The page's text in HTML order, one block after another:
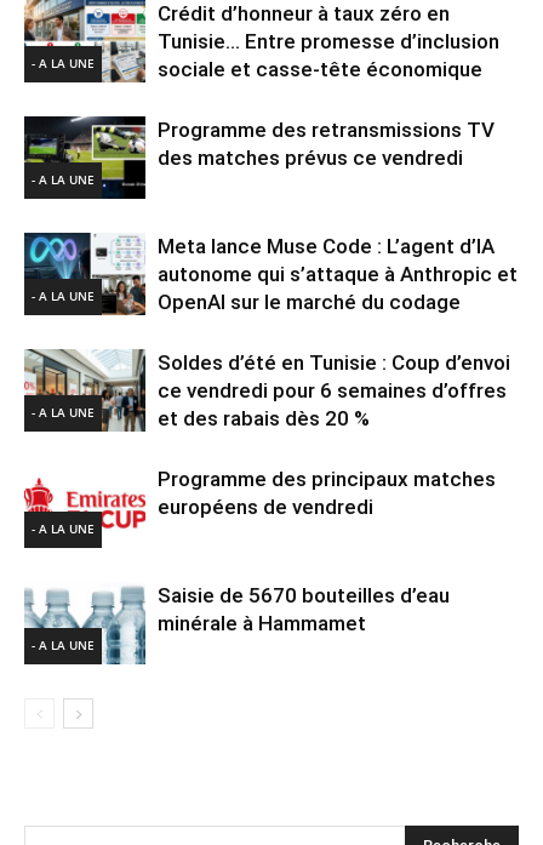
- A LA UNE
Crédit d’honneur à taux zéro en
Tunisie… Entre promesse d’inclusion
sociale et casse-tête économique
- A LA UNE
Programme des retransmissions TV
des matches prévus ce vendredi
- A LA UNE
Meta lance Muse Code : L’agent d’IA
autonome qui s’attaque à Anthropic et
OpenAI sur le marché du codage
- A LA UNE
Soldes d’été en Tunisie : Coup d’envoi
ce vendredi pour 6 semaines d’offres
et des rabais dès 20 %
- A LA UNE
Programme des principaux matches
européens de vendredi
- A LA UNE
Saisie de 5670 bouteilles d’eau
minérale à Hammamet